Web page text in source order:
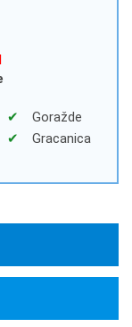
Goražde
Gracanica